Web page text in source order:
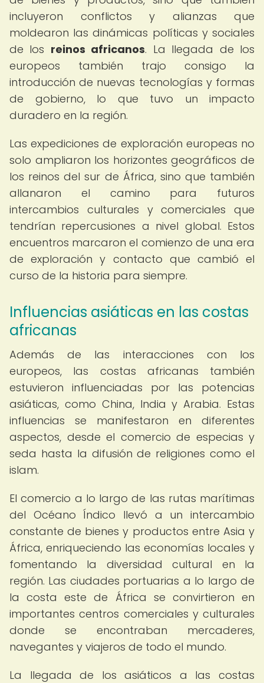
incluyeron conflictos y alianzas que
moldearon las dinámicas políticas y sociales
de los reinos africanos. La llegada de los
europeos también trajo consigo la
introducción de nuevas tecnologías y formas
de gobierno, lo que tuvo un impacto
duradero en la región.
Las expediciones de exploración europeas no
solo ampliaron los horizontes geográficos de
los reinos del sur de África, sino que también
allanaron el camino para futuros
intercambios culturales y comerciales que
tendrían repercusiones a nivel global. Estos
encuentros marcaron el comienzo de una era
de exploración y contacto que cambió el
curso de la historia para siempre.
Influencias asiáticas en las costas
africanas
Además de las interacciones con los
europeos, las costas africanas también
estuvieron influenciadas por las potencias
asiáticas, como China, India y Arabia. Estas
influencias se manifestaron en diferentes
aspectos, desde el comercio de especias y
seda hasta la difusión de religiones como el
islam.
El comercio a lo largo de las rutas marítimas
del Océano Índico llevó a un intercambio
constante de bienes y productos entre Asia y
África, enriqueciendo las economías locales y
fomentando la diversidad cultural en la
región. Las ciudades portuarias a lo largo de
la costa este de África se convirtieron en
importantes centros comerciales y culturales
donde se encontraban mercaderes,
navegantes y viajeros de todo el mundo.
La llegada de los asiáticos a las costas